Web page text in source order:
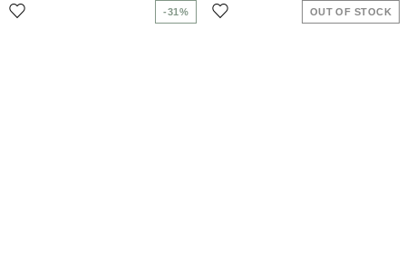
-31% OUT OF STOCK